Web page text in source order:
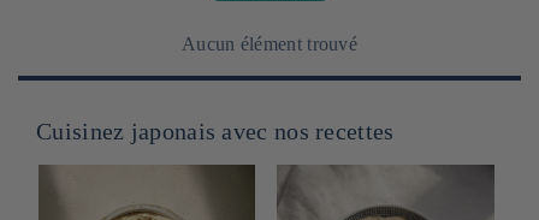
Aucun élément trouvé
Cuisinez japonais avec nos recettes